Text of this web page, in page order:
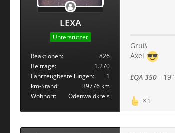
LEXA
Unterstützer
Reaktionen
826
Beiträge
1.270
Fahrzeugbestellungen
1
km-Stand
39776 km
Wohnort
Odenwaldkreis
Gruß
Axel
EQA 350 -
1